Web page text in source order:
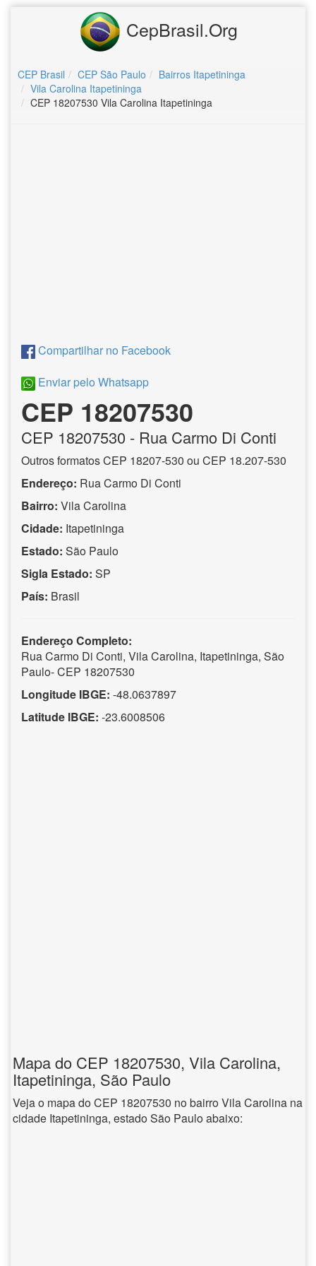
CepBrasil.Org
CEP Brasil CEP São Paulo
Bairros Itapetininga
Vila Carolina Itapetininga
CEP 18207530 Vila Carolina Itapetininga
Compartilhar no Facebook
Enviar pelo Whatsapp
CEP 18207530
CEP 18207530 - Rua Carmo Di Conti
Outros formatos CEP 18207-530 ou CEP 18.207-530
Endereço: Rua Carmo Di Conti
Bairro: Vila Carolina
Cidade: Itapetininga
Estado: São Paulo
Sigla Estado: SP
País: Brasil
Endereço Completo:
Rua Carmo Di Conti, Vila Carolina, Itapetininga, São
Paulo- CEP 18207530
Longitude IBGE: -48.0637897
Latitude IBGE: -23.6008506
Mapa do CEP 18207530, Vila Carolina,
Itapetininga, São Paulo
Veja o mapa do CEP 18207530 no bairro Vila Carolina na
cidade Itapetininga, estado São Paulo abaixo: